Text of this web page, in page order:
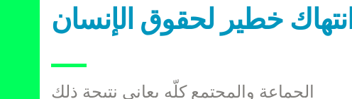
خطير لحقوق الإنسان
الجماعة والمجتمع كلّه يعاني نتيجة ذلك